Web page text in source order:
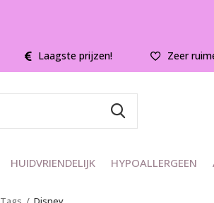
HUIDVRIENDELIJK HYPOALLERGEEN
Laagste prijzen! Zeer